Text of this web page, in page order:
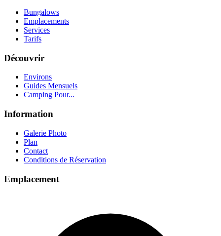
Bungalows
Emplacements
Services
Tarifs
Découvrir
Environs
Guides Mensuels
Camping Pour...
Information
Galerie Photo
Plan
Contact
Conditions de Réservation
Emplacement